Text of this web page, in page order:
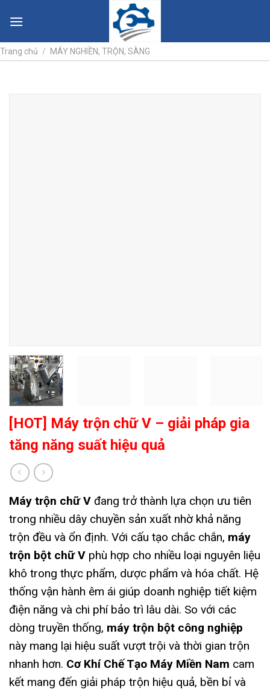
Trang chủ / MÁY NGHIỀN, TRỘN, SÀNG
[HOT] Máy trộn chữ V – giải pháp gia
tăng năng suất hiệu quả
Máy trộn chữ V đang trở thành lựa chọn ưu tiên
trong nhiều dây chuyền sản xuất nhờ khả năng
trộn đều và ổn định. Với cấu tạo chắc chắn, máy
trộn bột chữ V phù hợp cho nhiều loại nguyên liệu
khô trong thực phẩm, dược phẩm và hóa chất. Hệ
thống vận hành êm ái giúp doanh nghiệp tiết kiệm
điện năng và chi phí bảo trì lâu dài. So với các
dòng truyền thống, máy trộn bột công nghiệp
này mang lại hiệu suất vượt trội và thời gian trộn
nhanh hơn. Cơ Khí Chế Tạo Máy Miền Nam cam
kết mang đến giải pháp trộn hiệu quả, bền bỉ và